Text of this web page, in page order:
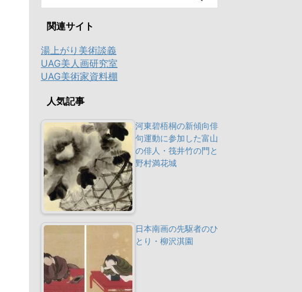
関連サイト
湯上がり美術談義
UAG美人画研究室
UAG美術家資料棚
人気記事
河東碧梧桐の新傾向俳
句運動に参加した富山
の俳人・筏井竹の門と
野村満花城
日本南画の先駆者のひ
とり・柳沢淇園